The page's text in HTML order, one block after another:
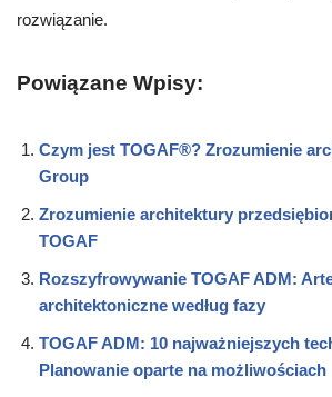
rozwiązanie.
Powiązane Wpisy:
Czym jest TOGAF®? Zrozumienie
Group
Zrozumienie architektury
TOGAF
Rozszyfrowywanie TOGAF ADM:
architektoniczne według fazy
TOGAF ADM: 10 najważniejszych
Planowanie oparte na możliwościach